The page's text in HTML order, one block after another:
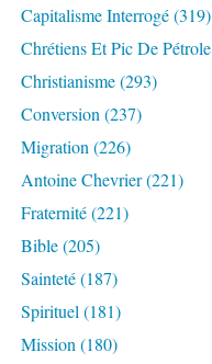
Capitalisme Interrogé(319)
Chrétiens Et Pic De Pétrole
Christianisme(293)
Conversion (237)
Migration (226)
Antoine Chevrier(221)
Fraternité(221)
Bible(205)
Sainteté(187)
Spirituel (181)
Mission (180)